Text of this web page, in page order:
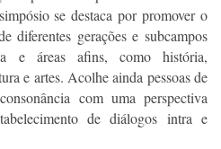
se destaca por promover o
diferentes gerações e subcampos
e áreas afins, como história,
e artes. Acolhe ainda pessoas de
com uma perspectiva
de diálogos intra e